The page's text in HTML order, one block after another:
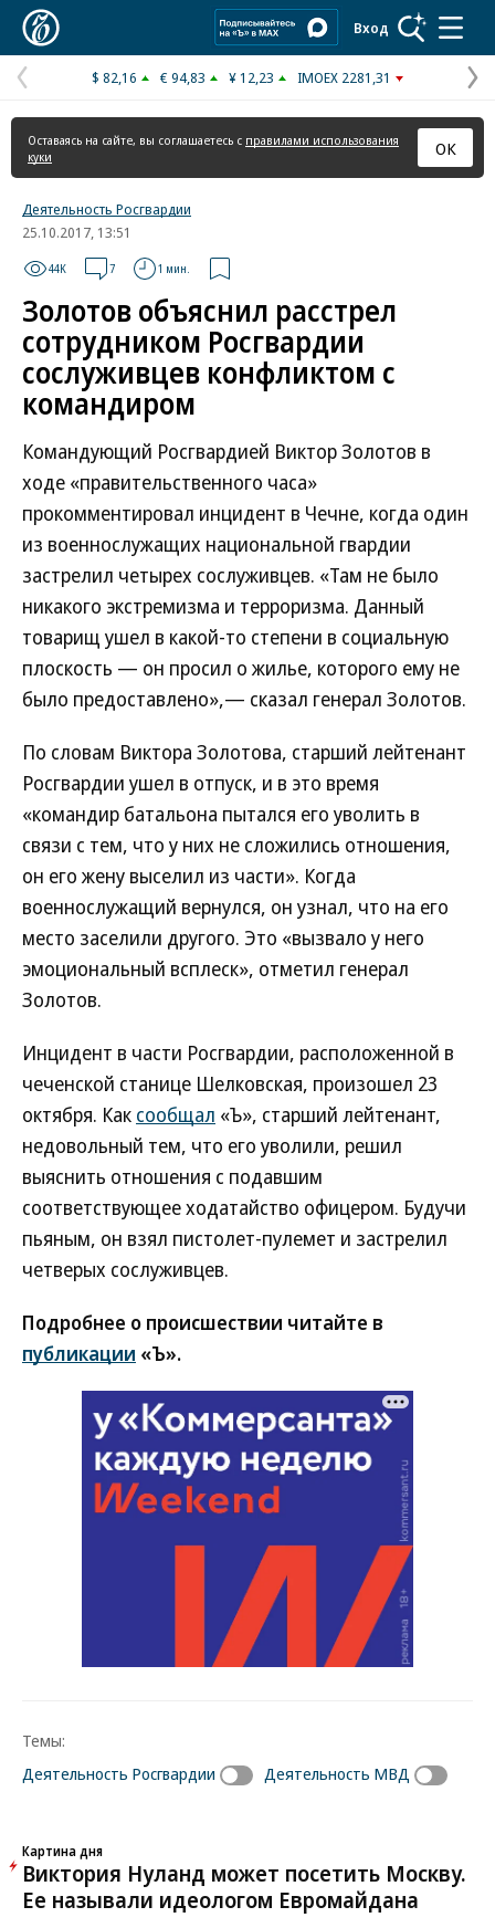
Вход
Предыдущая
страница
$ 82,16 € 94,83 ¥ 12,23 IMOEX 2281,31
Оставаясь на сайте, вы соглашаетесь с правилами использования
куки
ОК
Деятельность Росгвардии
25.10.2017, 13:51
44K 7 1 мин.
Золотов объяснил расстрел
сотрудником Росгвардии
сослуживцев конфликтом с
командиром
Командующий Росгвардией Виктор Золотов в
ходе «правительственного часа»
прокомментировал инцидент в Чечне, когда один
из военнослужащих национальной гвардии
застрелил четырех сослуживцев. «Там не было
никакого экстремизма и терроризма. Данный
товарищ ушел в какой-то степени в социальную
плоскость — он просил о жилье, которого ему не
было предоставлено»,— сказал генерал Золотов.
По словам Виктора Золотова, старший лейтенант
Росгвардии ушел в отпуск, и в это время
«командир батальона пытался его уволить в
связи с тем, что у них не сложились отношения,
он его жену выселил из части». Когда
военнослужащий вернулся, он узнал, что на его
место заселили другого. Это «вызвало у него
эмоциональный всплеск», отметил генерал
Золотов.
Инцидент в части Росгвардии, расположенной в
чеченской станице Шелковская, произошел 23
октября. Как сообщал «Ъ», старший лейтенант,
недовольный тем, что его уволили, решил
выяснить отношения с подавшим
соответствующее ходатайство офицером. Будучи
пьяным, он взял пистолет-пулемет и застрелил
четверых сослуживцев.
Подробнее о происшествии читайте в
публикации «Ъ».
Темы:
Деятельность Росгвардии
Деятельность МВД
Картина дня
Виктория Нуланд может посетить Москву.
Ее называли идеологом Евромайдана